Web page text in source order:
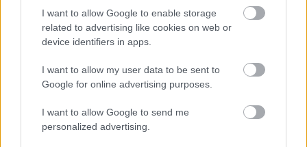
I want to allow Google to enable storage
related to advertising like cookies on web or
device identifiers in apps.
I want to allow my user data to be sent to
Google for online advertising purposes.
I want to allow Google to send me
personalized advertising.
ευρώ - Πώς θα τα πάρετε
Τι σημαίνει η λέξη «σιγαλός»
Προσωπικός Βοηθός: Ανοίγουν οι